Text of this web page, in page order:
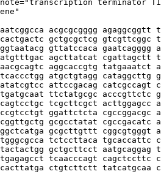
terminator
acgcgcgggg agaggcggtt
gctgcgctcg gtcgttcggc
gttatccaca gaatcagggg
agcttatcat cgattagctt
aggcaccgtg tatgaaatct
atgctgtagg cataggcttg
attccgacag catcgccagt
ttctatgcgc acccgttctc
tcgcttcgct acttggagcc
ggattctcta cgccggacgc
gcgcctatat cgccgacatc
gcgcttgttt cggcgtgggt
tctccttaca tgcaccattc
gctgcttcct aatgcaggag
tcaacccagt cagctccttc
ctgtcttctt tatcatgcaa